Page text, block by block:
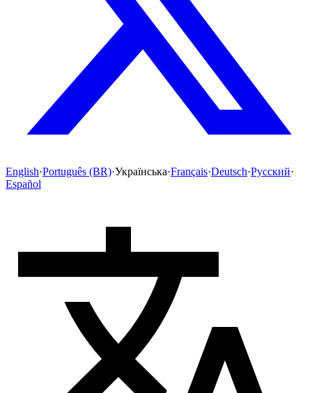
English·Português (BR)·Українська·Français·Deutsch·Русский·
Español